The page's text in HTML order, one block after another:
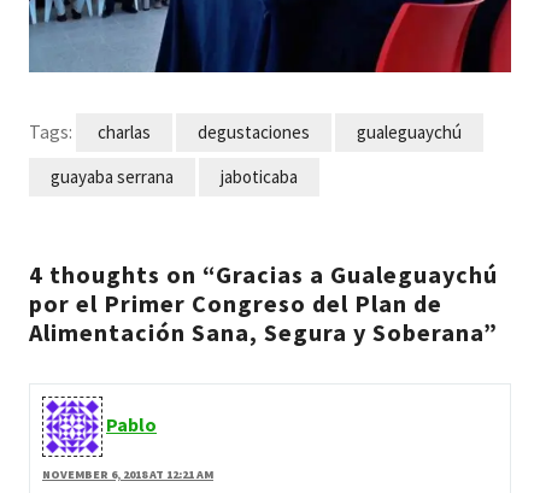
Tags: charlas degustaciones
gualeguaychú
guayaba serrana
jaboticaba
4 thoughts on “Gracias a Gualeguaychú
por el Primer Congreso del Plan de
Alimentación Sana, Segura y Soberana”
Pablo
NOVEMBER 6, 2018 AT 12:21 AM